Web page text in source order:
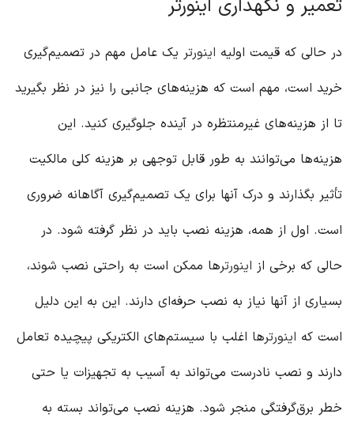
تعمیر و نگهداری اینورتر
در حالی که قیمت اولیه اینورتر یک عامل مهم در تصمیم‌گیری
خرید است، مهم است که هزینه‌های جانبی را نیز در نظر بگیرید
تا از هزینه‌های غیرمنتظره در آینده جلوگیری کنید. این
هزینه‌ها می‌توانند به طور قابل توجهی بر هزینه کلی مالکیت
تأثیر بگذارند و درک آنها برای یک تصمیم‌گیری آگاهانه ضروری
است. اول از همه، هزینه نصب باید در نظر گرفته شود. در
حالی که برخی از اینورترها ممکن است به راحتی نصب شوند،
بسیاری از آنها نیاز به نصب حرفه‌ای دارند. این به این دلیل
است که اینورترها اغلب با سیستم‌های الکتریکی پیچیده تعامل
دارند و نصب نادرست می‌تواند به آسیب به تجهیزات یا حتی
خطر برق‌گرفتگی منجر شود. هزینه نصب می‌تواند بسته به